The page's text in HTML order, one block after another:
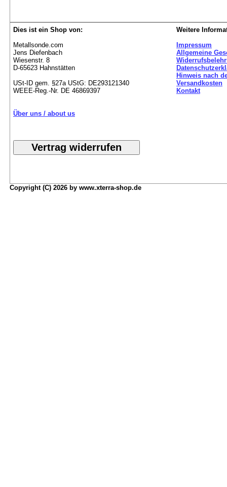
Dies ist ein Shop von:
Metallsonde.com
Jens Diefenbach
Wiesenstr. 8
D-65623 Hahnstätten
USt-ID gem. §27a UStG: DE293121340
WEEE-Reg.-Nr. DE 46869397
Über uns / about us
Weitere
Impressum
Allgemeine
Hinweis nach
Versandkosten
Kontakt
Copyright (C) 2026 by www.xterra-shop.de